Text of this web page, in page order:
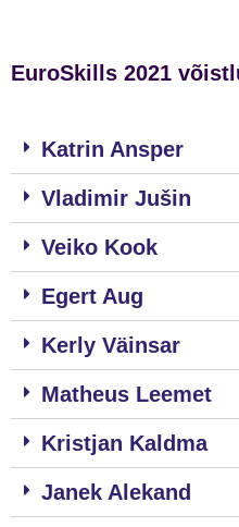
EuroSkills 2021
Katrin Ansper
Vladimir Jušin
Veiko Kook
Egert Aug
Kerly Väinsar
Matheus Leemet
Kristjan Kaldma
Janek Alekand